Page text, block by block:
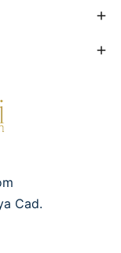
Cad.